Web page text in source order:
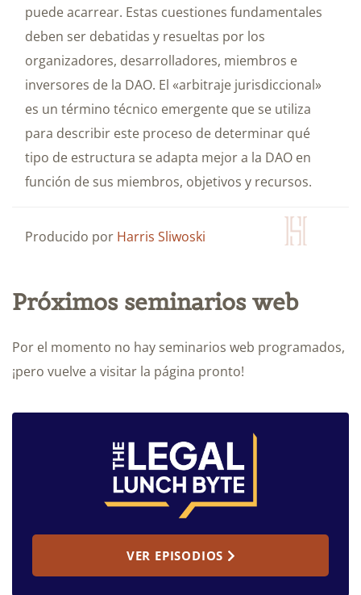
puede acarrear. Estas cuestiones fundamentales
deben ser debatidas y resueltas por los
organizadores, desarrolladores, miembros e
inversores de la DAO. El «arbitraje jurisdiccional»
es un término técnico emergente que se utiliza
para describir este proceso de determinar qué
tipo de estructura se adapta mejor a la DAO en
función de sus miembros, objetivos y recursos.
Producido por Harris Sliwoski
Próximos seminarios web
Por el momento no hay seminarios web programados,
¡pero vuelve a visitar la página pronto!
VER EPISODIOS